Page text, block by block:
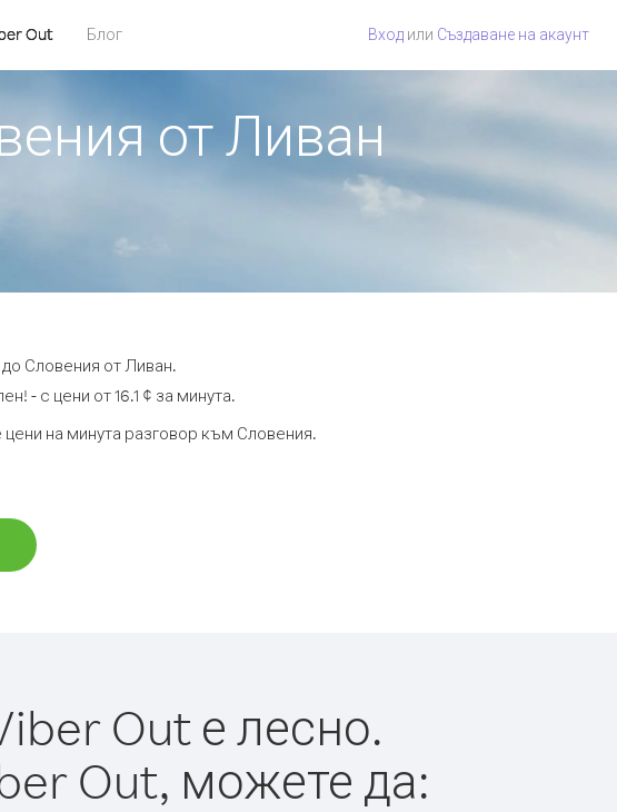
Out Блог Вход или Създаване на акаунт
от Ливан
Словения от Ливан.
- с цени от 16.1 ¢ за минута.
цени на минута разговор към Словения.
Out е лесно.
Out, можете да: